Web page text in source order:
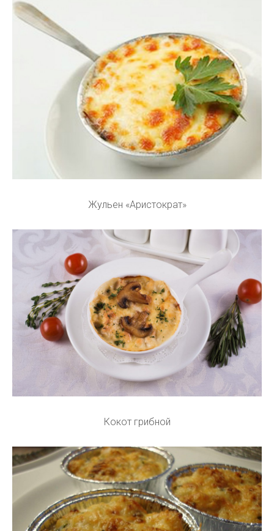
Жульен «Аристократ»
Кокот грибной